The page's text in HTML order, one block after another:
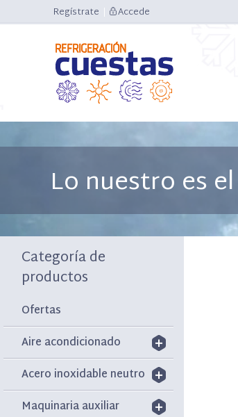
Regístrate | Accede
Lo nuestro es
Categoría de
productos
Ofertas
Aire acondicionado
Acero inoxidable neutro
Maquinaria auxiliar